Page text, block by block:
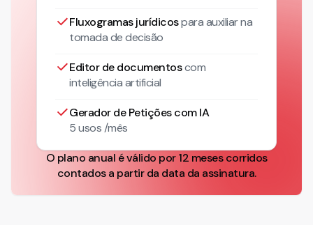
Fluxogramas jurídicospara auxiliar na
tomada de decisão
Editor de documentoscom
inteligência artificial
Gerador de Petições com IA
5 usos /mês
O plano anual é válido por 12 meses corridos
contados a partir da data da assinatura.